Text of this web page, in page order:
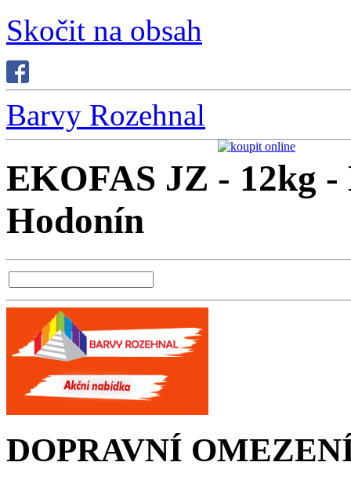
Skočit na obsah
Barvy Rozehnal
EKOFAS JZ - 12kg
Hodonín
DOPRAVNÍ